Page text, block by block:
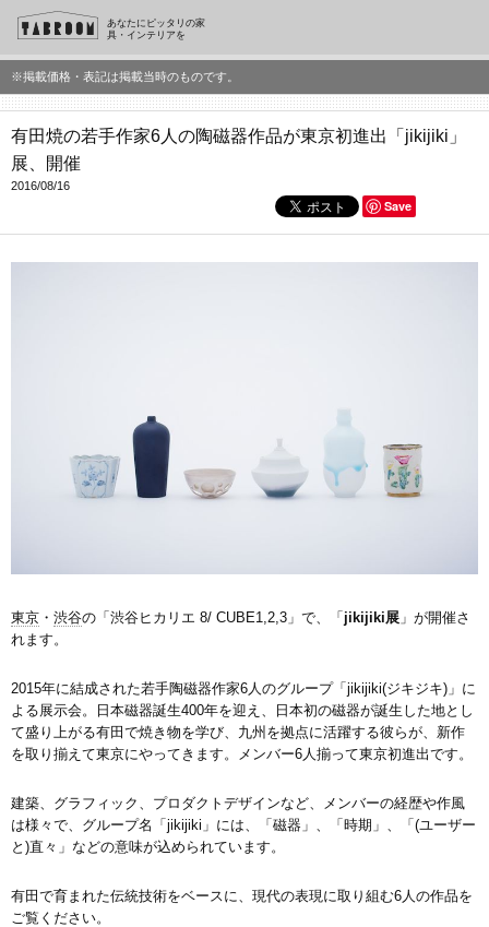
あなたにピッタリの家
具・インテリアを
※掲載価格・表記は掲載当時のものです。
有田焼の若手作家6人の陶磁器作品が東京初進出「jikijiki」
展、開催
2016/08/16
Save
東京 ・ 渋谷の「渋谷ヒカリエ 8/ CUBE1,2,3」で、「jikijiki展 」が開催さ
れます。
2015年に結成された若手陶磁器作家6人のグループ「jikijiki(ジキジキ)」に
よる展示会。日本磁器誕生400年を迎え、日本初の磁器が誕生した地とし
て盛り上がる有田で焼き物を学び、九州を拠点に活躍する彼らが、新作
を取り揃えて東京にやってきます。メンバー6人揃って東京初進出です。
建築、グラフィック、プロダクトデザインなど、メンバーの経歴や作風
は様々で、グループ名「jikijiki」には、「磁器」、「時期」、「(ユーザー
と)直々」などの意味が込められています。
有田で育まれた伝統技術をベースに、現代の表現に取り組む6人の作品を
ご覧ください。